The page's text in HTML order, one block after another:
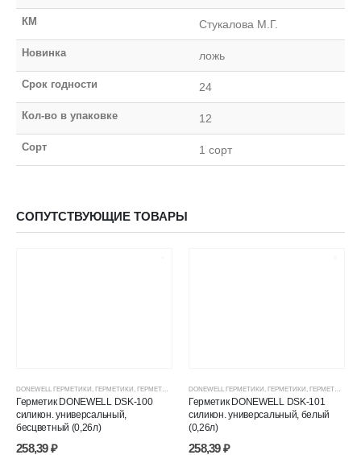
КМ Стукалова М.Г.
Новинка ложь
Срок годности 24
Кол-во в упаковке 12
Сорт 1 сорт
СОПУТСТВУЮЩИЕ ТОВАРЫ
DONEWELL ГЕРМЕТИКИ, ГЕРМЕТИКИ, ГЕРМЕТИКИ СИЛИКОНОВЫЕ ,ГЕРМЕТИКИ, КЛЕИ, ПЕНЫ,ЦЕНОВЫЕ
Герметик DONEWELL DSK-100
силикон. универсальный,
бесцветный (0,26л)
258,39₽
DONEWELL ГЕРМЕТИКИ, ГЕРМЕТИКИ, ГЕРМЕТИКИ СИЛИКОНОВЫЕ
Герметик DONEWELL DSK-101
силикон. универсальный, белый
(0,26л)
258,39₽